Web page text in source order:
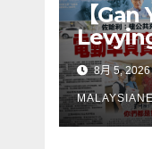
【Gan
to
cart
8月 5, 2026